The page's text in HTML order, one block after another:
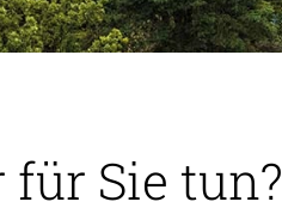
Sie tun?